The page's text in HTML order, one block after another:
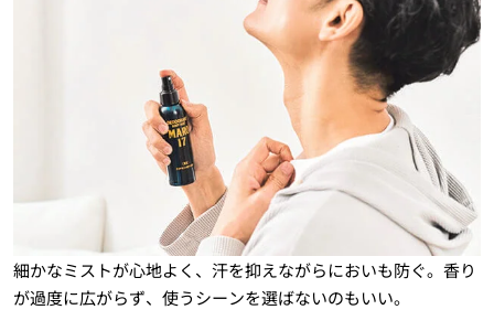
細かなミストが心地よく、汗を抑えながらにおいも防ぐ。香り
が過度に広がらず、使うシーンを選ばないのもいい。